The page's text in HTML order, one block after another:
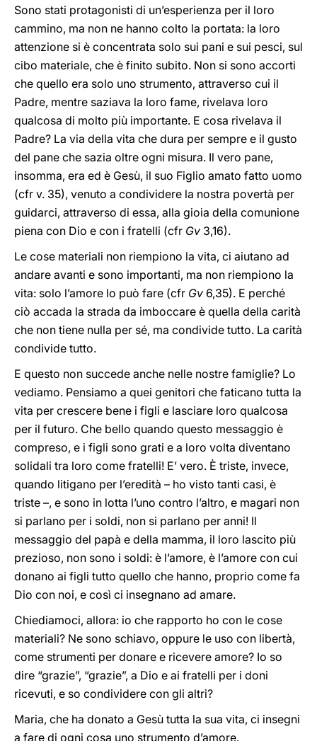
Sono stati protagonisti di un’esperienza per il loro
cammino, ma non ne hanno colto la portata: la loro
attenzione si è concentrata solo sui pani e sui pesci, sul
cibo materiale, che è finito subito. Non si sono accorti
che quello era solo uno strumento, attraverso cui il
Padre, mentre saziava la loro fame, rivelava loro
qualcosa di molto più importante. E cosa rivelava il
Padre? La via della vita che dura per sempre e il gusto
del pane che sazia oltre ogni misura. Il vero pane,
insomma, era ed è Gesù, il suo Figlio amato fatto uomo
(cfr v. 35), venuto a condividere la nostra povertà per
guidarci, attraverso di essa, alla gioia della comunione
piena con Dio e con i fratelli (cfr Gv 3,16).
Le cose materiali non riempiono la vita, ci aiutano ad
andare avanti e sono importanti, ma non riempiono la
vita: solo l’amore lo può fare (cfr Gv 6,35). E perché
ciò accada la strada da imboccare è quella della carità
che non tiene nulla per sé, ma condivide tutto. La carità
condivide tutto.
E questo non succede anche nelle nostre famiglie? Lo
vediamo. Pensiamo a quei genitori che faticano tutta la
vita per crescere bene i figli e lasciare loro qualcosa
per il futuro. Che bello quando questo messaggio è
compreso, e i figli sono grati e a loro volta diventano
solidali tra loro come fratelli! E’ vero. È triste, invece,
quando litigano per l’eredità – ho visto tanti casi, è
triste –, e sono in lotta l’uno contro l’altro, e magari non
si parlano per i soldi, non si parlano per anni! Il
messaggio del papà e della mamma, il loro lascito più
prezioso, non sono i soldi: è l’amore, è l’amore con cui
donano ai figli tutto quello che hanno, proprio come fa
Dio con noi, e così ci insegnano ad amare.
Chiediamoci, allora: io che rapporto ho con le cose
materiali? Ne sono schiavo, oppure le uso con libertà,
come strumenti per donare e ricevere amore? Io so
dire “grazie”, “grazie”, a Dio e ai fratelli per i doni
ricevuti, e so condividere con gli altri?
Maria, che ha donato a Gesù tutta la sua vita, ci insegni
a fare di ogni cosa uno strumento d’amore.